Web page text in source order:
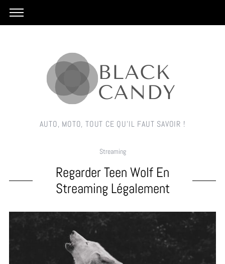
AUTO, MOTO, TOUT CE QU'IL FAUT SAVOIR !
Streaming
Regarder Teen Wolf En
Streaming Légalement